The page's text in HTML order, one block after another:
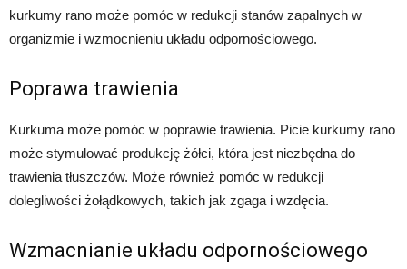
kurkumy rano może pomóc w redukcji stanów zapalnych w
organizmie i wzmocnieniu układu odpornościowego.
Poprawa trawienia
Kurkuma może pomóc w poprawie trawienia. Picie kurkumy rano
może stymulować produkcję żółci, która jest niezbędna do
trawienia tłuszczów. Może również pomóc w redukcji
dolegliwości żołądkowych, takich jak zgaga i wzdęcia.
Wzmacnianie układu odpornościowego